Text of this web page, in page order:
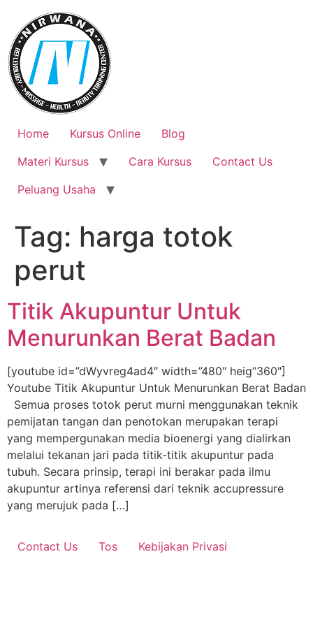
content
Home Kursus Online
Blog
Materi Kursus
Cara Kursus
Contact Us
Peluang Usaha
Tag: harga totok
perut
Titik Akupuntur Untuk
Menurunkan Berat Badan
[youtube id=”dWyvreg4ad4″ width=”480″ heig”360″]
Youtube Titik Akupuntur Untuk Menurunkan Berat Badan
Semua proses totok perut murni menggunakan teknik
pemijatan tangan dan penotokan merupakan terapi
yang mempergunakan media bioenergi yang dialirkan
melalui tekanan jari pada titik-titik akupuntur pada
tubuh. Secara prinsip, terapi ini berakar pada ilmu
akupuntur artinya referensi dari teknik accupressure
yang merujuk pada […]
Contact Us Tos Kebijakan Privasi